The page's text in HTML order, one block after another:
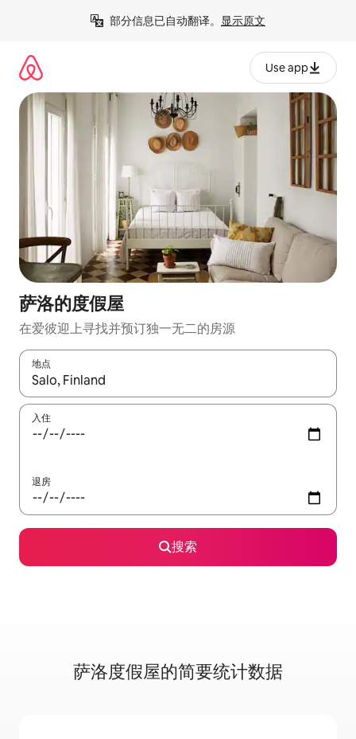
部分信息已自动翻译。 显示原文
Use app
萨洛的度假屋
在爱彼迎上寻找并预订独一无二的房源
地点
如有搜索结果，请使用上下方向键查看，或通过点击或滑动手势
入住
退房
搜索
萨洛度假屋的简要统计数据